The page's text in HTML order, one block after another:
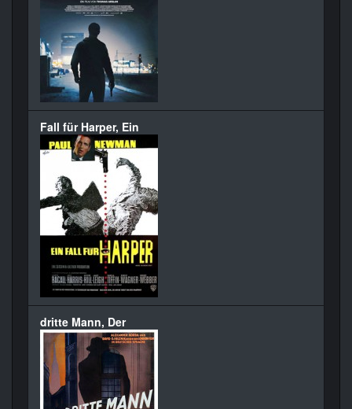
Fall für Harper, Ein
dritte Mann, Der